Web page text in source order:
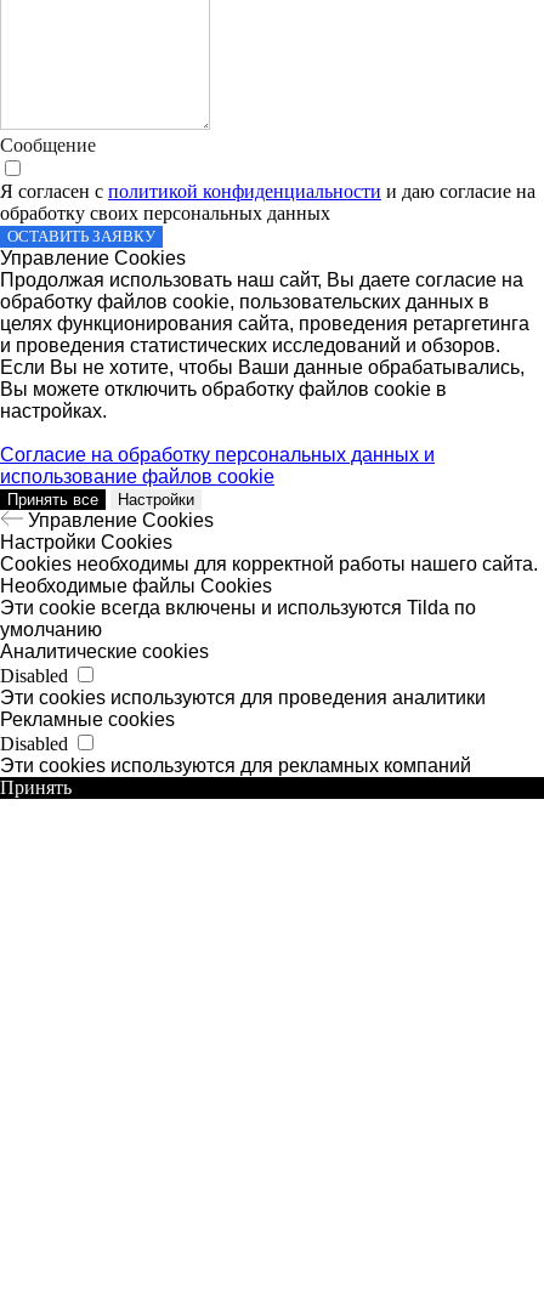
Сообщение
Я согласен с политикой конфиденциальности и даю согласие на
обработку своих персональных данных
ОСТАВИТЬ ЗАЯВКУ
Управление Cookies
Продолжая использовать наш сайт, Вы даете согласие на
обработку файлов cookie, пользовательских данных в
целях функционирования сайта, проведения ретаргетинга
и проведения статистических исследований и обзоров.
Если Вы не хотите, чтобы Ваши данные обрабатывались,
Вы можете отключить обработку файлов cookie в
настройках.
Согласие на обработку персональных данных и
использование файлов cookie
Принять все Настройки
Управление Cookies
Настройки Cookies
Cookies необходимы для корректной работы нашего сайта.
Необходимые файлы Cookies
Эти cookie всегда включены и используются Tilda по
умолчанию
Аналитические cookies
Disabled
Эти cookies используются для проведения аналитики
Рекламные cookies
Disabled
Эти сookies используются для рекламных компаний
Принять